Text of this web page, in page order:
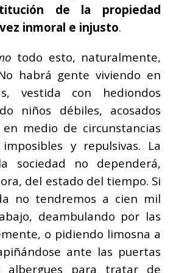
de la propiedad
inmoral e injusto.
todo esto, naturalmente,
habrá gente viviendo en
vestida con hediondos
niños débiles, acosados
medio de circunstancias
y repulsivas. La
sociedad no dependerá,
del estado del tiempo. Si
no tendremos a cien mil
deambulando por las
o pidiendo limosna a
ante las puertas
albergues para tratar de